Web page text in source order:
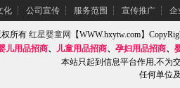
化 ┆ 公司宣传 ┆ 服务范围 ┆ 宣传推广 ┆ 企
权所有红星婴童网
【WWW.hxytw.com】
儿用品招商、 儿童用品招商、 孕妇用品招商、
本站只起到信息平台作用,不为
任何单位